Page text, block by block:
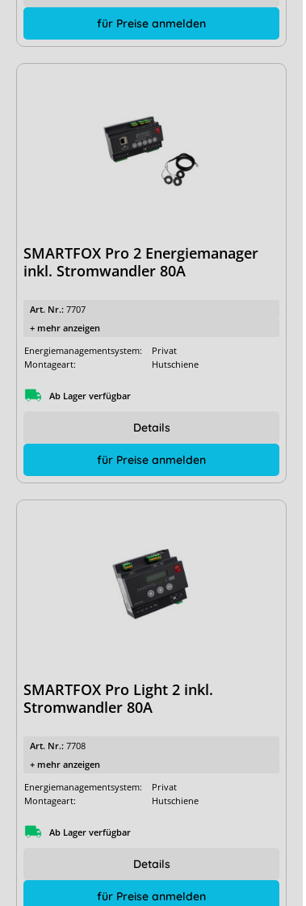
für Preise anmelden
SMARTFOX Pro 2 Energiemanager
inkl. Stromwandler 80A
Art. Nr.: 7707
+ mehr anzeigen
Energiemanagementsystem:
Privat
Montageart:
Hutschiene
Ab Lager verfügbar
für Preise anmelden
Details
SMARTFOX Pro Light 2 inkl.
Stromwandler 80A
Art. Nr.: 7708
+ mehr anzeigen
Energiemanagementsystem:
Privat
Montageart:
Hutschiene
Ab Lager verfügbar
für Preise anmelden
Details